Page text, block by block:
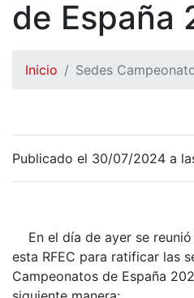
de España
Inicio Sedes
Publicado el 30/07/2024 a
En el día de ayer se
esta RFEC para ratificar las
Campeonatos de España